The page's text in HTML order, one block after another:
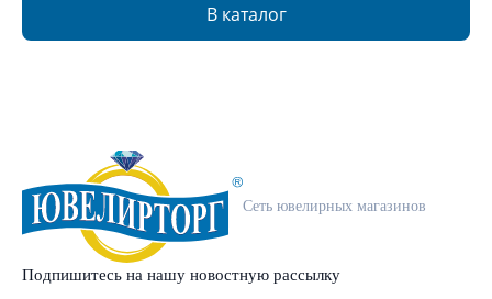
В каталог
Сеть ювелирных магазинов
Подпишитесь на нашу новостную рассылку